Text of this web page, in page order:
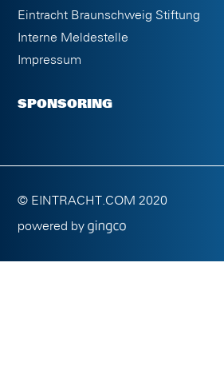
Eintracht Braunschweig Stiftung
Interne Meldestelle
Impressum
SPONSORING
© EINTRACHT.COM 2020
powered by